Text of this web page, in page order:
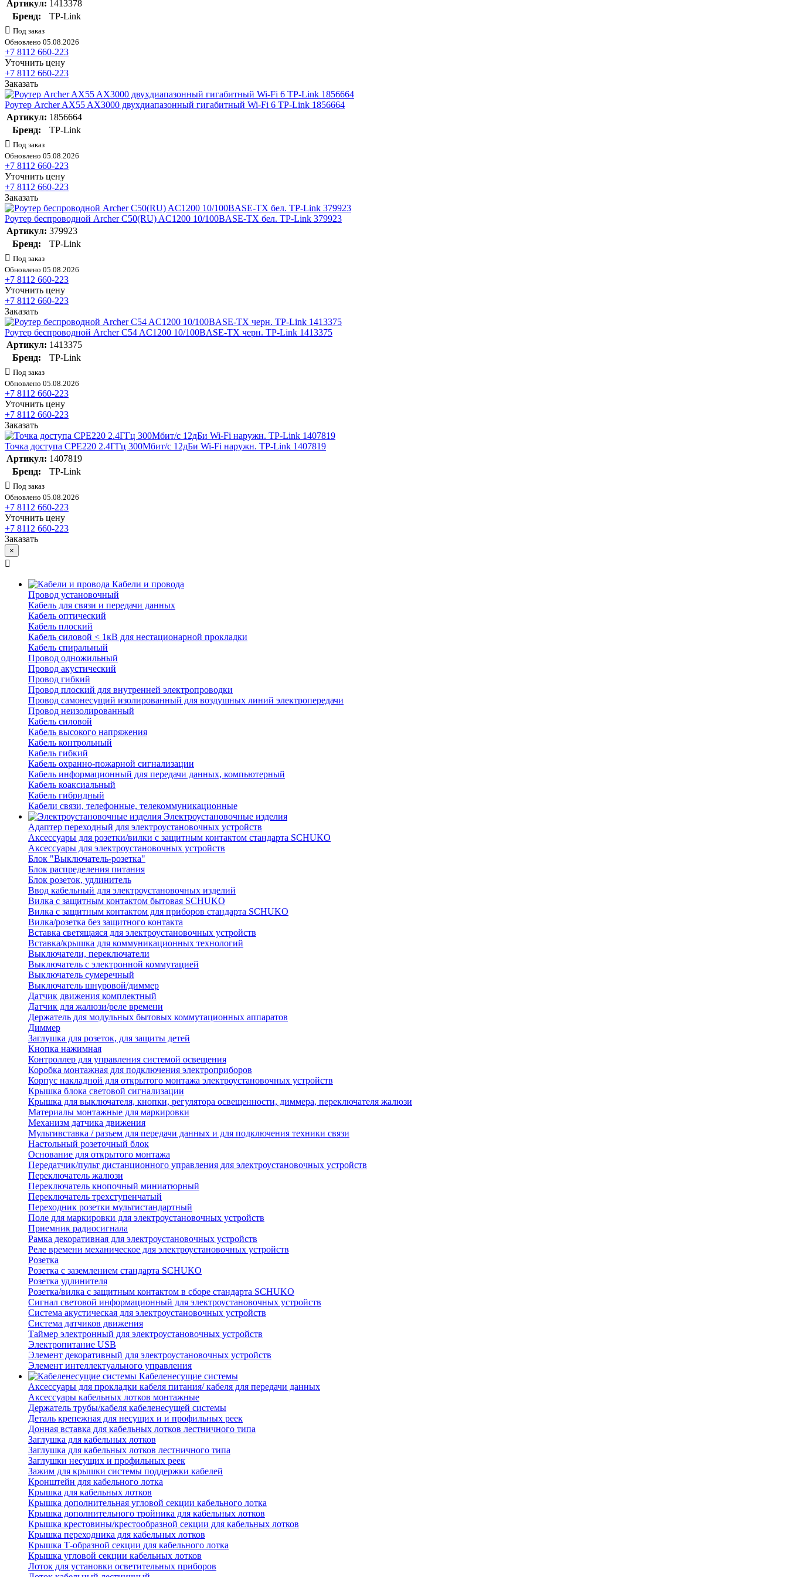
Артикул: 1413378
Бренд:
TP-Link
Под заказ
Обновлено 05.08.2026
+7 8112 660-223
Уточнить цену
+7 8112 660-223
Заказать
Роутер Archer AX55 AX3000 двухдиапазонный гигабитный Wi-Fi 6 TP-Link 1856664
Артикул: 1856664
Бренд:
TP-Link
Под заказ
Обновлено 05.08.2026
+7 8112 660-223
Уточнить цену
+7 8112 660-223
Заказать
Роутер беспроводной Archer C50(RU) AC1200 10/100BASE-TX бел. TP-Link 379923
Артикул: 379923
Бренд:
TP-Link
Под заказ
Обновлено 05.08.2026
+7 8112 660-223
Уточнить цену
+7 8112 660-223
Заказать
Роутер беспроводной Archer C54 AC1200 10/100BASE-TX черн. TP-Link 1413375
Артикул: 1413375
Бренд:
TP-Link
Под заказ
Обновлено 05.08.2026
+7 8112 660-223
Уточнить цену
+7 8112 660-223
Заказать
Точка доступа CPE220 2.4ГГц 300Мбит/с 12дБи Wi-Fi наружн. TP-Link 1407819
Артикул: 1407819
Бренд:
TP-Link
Под заказ
Обновлено 05.08.2026
+7 8112 660-223
Уточнить цену
+7 8112 660-223
Заказать
×
Кабели и провода
Провод установочный
Кабель для связи и передачи данных
Кабель оптический
Кабель плоский
Кабель силовой < 1кВ для нестационарной прокладки
Кабель спиральный
Провод одножильный
Провод акустический
Провод гибкий
Провод плоский для внутренней электропроводки
Провод самонесущий изолированный для воздушных линий электропередачи
Провод неизолированный
Кабель силовой
Кабель высокого напряжения
Кабель контрольный
Кабель гибкий
Кабель охранно-пожарной сигнализации
Кабель информационный для передачи данных, компьютерный
Кабель коаксиальный
Кабель гибридный
Кабели связи, телефонные, телекоммуникационные
Электроустановочные изделия
Адаптер переходный для электроустановочных устройств
Аксессуары для розетки/вилки с защитным контактом стандарта SCHUKO
Аксессуары для электроустановочных устройств
Блок "Выключатель-розетка"
Блок распределения питания
Блок розеток, удлинитель
Ввод кабельный для электроустановочных изделий
Вилка с защитным контактом бытовая SCHUKO
Вилка с защитным контактом для приборов стандарта SCHUKO
Вилка/розетка без защитного контакта
Вставка светящаяся для электроустановочных устройств
Вставка/крышка для коммуникационных технологий
Выключатели, переключатели
Выключатель с электронной коммутацией
Выключатель сумеречный
Выключатель шнуровой/диммер
Датчик движения комплектный
Датчик для жалюзи/реле времени
Держатель для модульных бытовых коммутационных аппаратов
Диммер
Заглушка для розеток, для защиты детей
Кнопка нажимная
Контроллер для управления системой освещения
Коробка монтажная для подключения электроприборов
Корпус накладной для открытого монтажа электроустановочных устройств
Крышка блока световой сигнализации
Крышка для выключателя, кнопки, регулятора освещенности, диммера, переключателя жалюзи
Материалы монтажные для маркировки
Механизм датчика движения
Мультивставка / разъем для передачи данных и для подключения техники связи
Настольный розеточный блок
Основание для открытого монтажа
Передатчик/пульт дистанционного управления для электроустановочных устройств
Переключатель жалюзи
Переключатель кнопочный миниатюрный
Переключатель трехступенчатый
Переходник розетки мультистандартный
Поле для маркировки для электроустановочных устройств
Приемник радиосигнала
Рамка декоративная для электроустановочных устройств
Реле времени механическое для электроустановочных устройств
Розетка
Розетка с заземлением стандарта SCHUKO
Розетка удлинителя
Розетка/вилка с защитным контактом в сборе стандарта SCHUKO
Сигнал световой информационный для электроустановочных устройств
Система акустическая для электроустановочных устройств
Система датчиков движения
Таймер электронный для электроустановочных устройств
Электропитание USB
Элемент декоративный для электроустановочных устройств
Элемент интеллектуального управления
Кабеленесущие системы
Аксессуары для прокладки кабеля питания/ кабеля для передачи данных
Аксессуары кабельных лотков монтажные
Держатель трубы/кабеля кабеленесущей системы
Деталь крепежная для несущих и и профильных реек
Донная вставка для кабельных лотков лестничного типа
Заглушка для кабельных лотков
Заглушка для кабельных лотков лестничного типа
Заглушки несущих и профильных реек
Зажим для крышки системы поддержки кабелей
Кронштейн для кабельного лотка
Крышка для кабельных лотков
Крышка дополнительная угловой секции кабельного лотка
Крышка дополнительного тройника для кабельных лотков
Крышка крестовины/крестообразной секции для кабельных лотков
Крышка переходника для кабельных лотков
Крышка Т-образной секции для кабельного лотка
Крышка угловой секции кабельных лотков
Лоток для установки осветительных приборов